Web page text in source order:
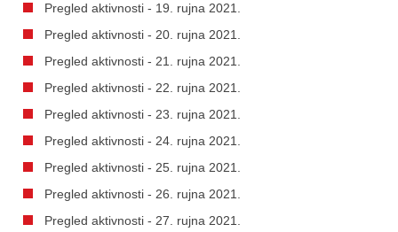
Pregled aktivnosti - 19. rujna 2021.
Pregled aktivnosti - 20. rujna 2021.
Pregled aktivnosti - 21. rujna 2021.
Pregled aktivnosti - 22. rujna 2021.
Pregled aktivnosti - 23. rujna 2021.
Pregled aktivnosti - 24. rujna 2021.
Pregled aktivnosti - 25. rujna 2021.
Pregled aktivnosti - 26. rujna 2021.
Pregled aktivnosti - 27. rujna 2021.